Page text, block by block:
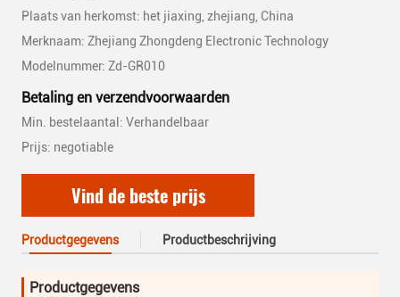
Plaats van herkomst: het jiaxing, zhejiang, China
Merknaam: Zhejiang Zhongdeng Electronic Technology
Modelnummer: Zd-GR010
Betaling en verzendvoorwaarden
Min. bestelaantal: Verhandelbaar
Prijs: negotiable
Vind de beste prijs
Productgegevens Productbeschrijving
Productgegevens